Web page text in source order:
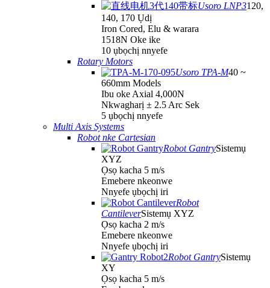
Usoro LNP3120,
140, 170 Ụdị
Iron Cored, Elu & warara
1518N Oke ike
10 ụbọchị nnyefe
Rotary Motors
Usoro TPA-M40 ~
660mm Models
Ibu oke Axial 4,000N
Nkwagharị ± 2.5 Arc Sek
5 ụbọchị nnyefe
Multi Axis Systems
Robot nke Cartesian
Robot GantrySistemụ
XYZ
Ọsọ kacha 5 m/s
Emebere nkeonwe
Nnyefe ụbọchị iri
Robot
CantileverSistemụ XYZ
Ọsọ kacha 2 m/s
Emebere nkeonwe
Nnyefe ụbọchị iri
Robot GantrySistemụ
XY
Ọsọ kacha 5 m/s